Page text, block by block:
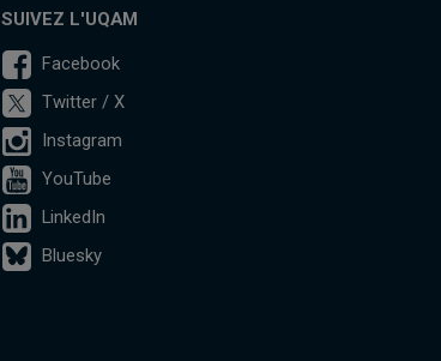
SUIVEZ L'UQAM
Facebook
Twitter / X
Instagram
YouTube
LinkedIn
Bluesky